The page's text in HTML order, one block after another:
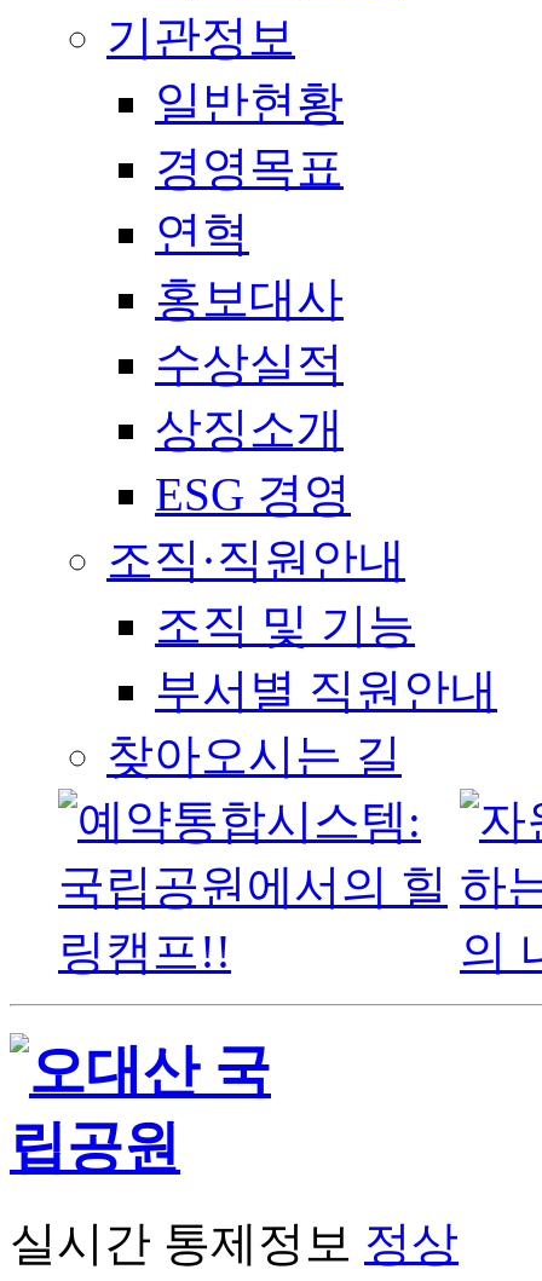
기관정보
일반현황
경영목표
연혁
홍보대사
수상실적
상징소개
ESG 경영
조직·직원안내
조직 및 기능
부서별 직원안내
찾아오시는 길
실시간 통제정보 정상